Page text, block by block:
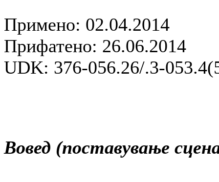
Примено: 02.04.2014
Прифатено: 26.06.2014
UDK: 376-056.26/.3-
Вовед (поставување